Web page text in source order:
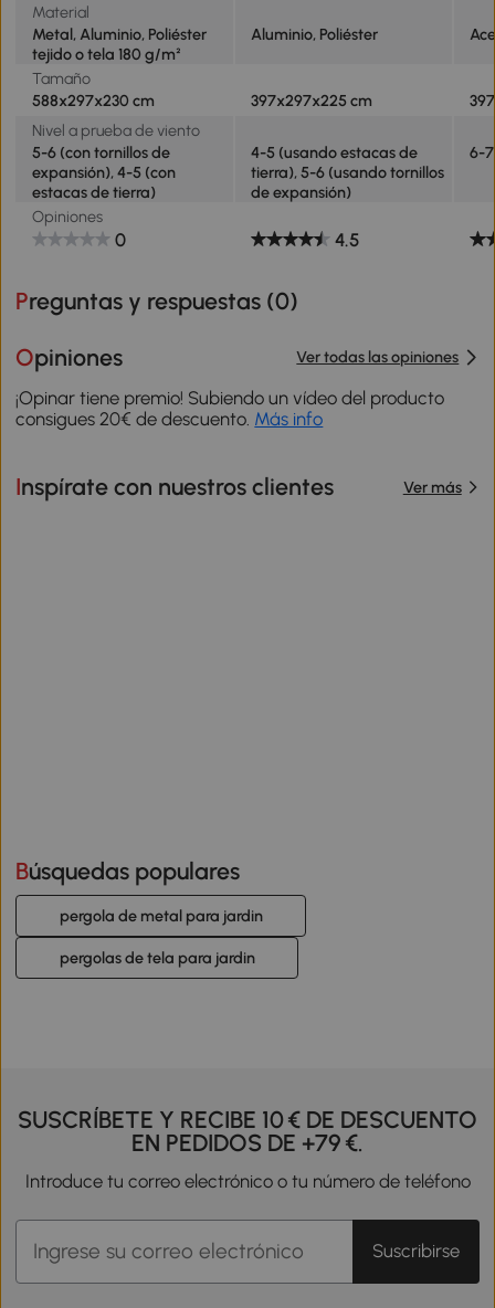
Material
Metal, Aluminio, Poliéster
tejido o tela 180 g/m²
Aluminio, Poliéster
Tamaño
588x297x230 cm
397x297x225 cm
Nivel a prueba de viento
5-6 (con tornillos de
expansión), 4-5 (con
estacas de tierra)
4-5 (usando estacas de
tierra), 5-6 (usando tornillos
de expansión)
6-7
Opiniones
0 4.5
Preguntas y respuestas (0)
Opiniones Ver todas las opiniones
¡Opinar tiene premio! Subiendo un vídeo del producto
consigues 20€ de descuento. Más info
Inspírate con nuestros clientes Ver más
Búsquedas populares
pergola de metal para jardin
pergolas de tela para jardin
SUSCRÍBETE Y RECIBE 10 € DE DESCUENTO
EN PEDIDOS DE +79 €.
Introduce tu correo electrónico o tu número de teléfono
Suscribirse